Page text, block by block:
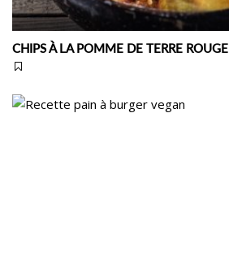
CHIPS À LA POMME DE TERRE ROUGE